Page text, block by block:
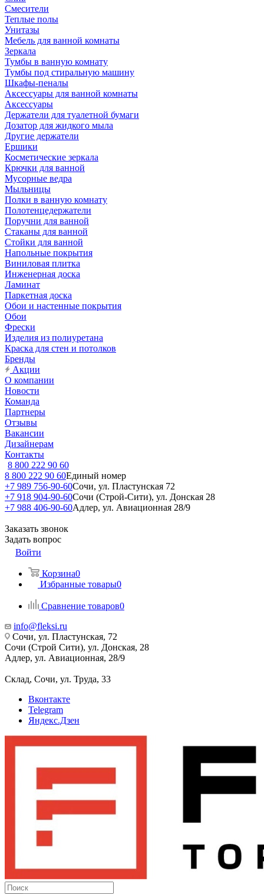
Смесители
Теплые полы
Унитазы
Мебель для ванной комнаты
Зеркала
Тумбы в ванную комнату
Тумбы под стиральную машину
Шкафы-пеналы
Аксессуары для ванной комнаты
Аксессуары
Держатели для туалетной бумаги
Дозатор для жидкого мыла
Другие держатели
Ершики
Косметические зеркала
Крючки для ванной
Мусорные ведра
Мыльницы
Полки в ванную комнату
Полотенцедержатели
Поручни для ванной
Стаканы для ванной
Стойки для ванной
Напольные покрытия
Виниловая плитка
Инженерная доска
Ламинат
Паркетная доска
Обои и настенные покрытия
Обои
Фрески
Изделия из полиуретана
Краска для стен и потолков
Бренды
Акции
О компании
Новости
Команда
Партнеры
Отзывы
Вакансии
Дизайнерам
Контакты
8 800 222 90 60
8 800 222 90 60Единый номер
+7 989 756-90-60Сочи, ул. Пластунская 72
+7 918 904-90-60Сочи (Строй-Сити), ул. Донская 28
+7 988 406-90-60Адлер, ул. Авиационная 28/9
Заказать звонок
Задать вопрос
Войти
Корзина0
Избранные товары0
Сравнение товаров0
info@fleksi.ru
Сочи, ул. Пластунская, 72
Сочи (Строй Сити), ул. Донская, 28
Адлер, ул. Авиационная, 28/9
Склад, Сочи, ул. Труда, 33
Вконтакте
Telegram
Яндекс.Дзен